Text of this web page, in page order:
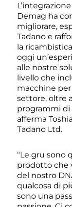
Demag ha
migliorare,
Tadano e
la
oggi
alle nostre
livello che
macchine
settore, oltre
programmi di
afferma
Tadano Ltd.
“Le gru sono
prodotto che
del nostro
qualcosa di
sono una